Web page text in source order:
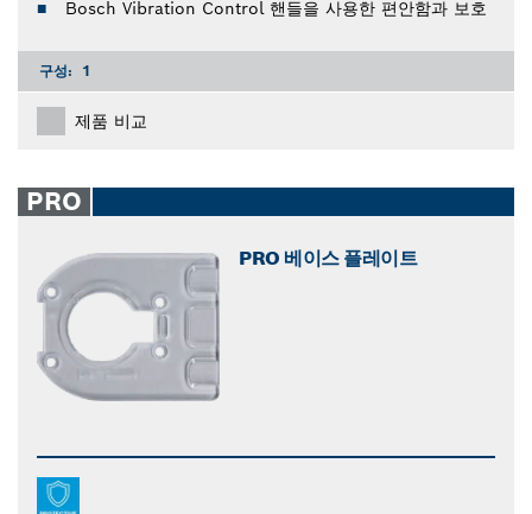
Bosch Vibration Control 핸들을 사용한 편안함과 보호
구성: 1
제품 비교
PRO
PRO 베이스 플레이트